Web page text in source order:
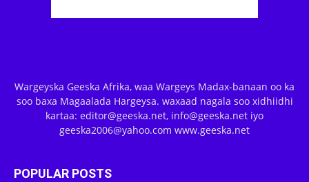
Wargeyska Geeska Afrika, waa Wargeys Madax-banaan oo ka
soo baxa Magaalada Hargeysa. waxaad nagala soo xidhiidhi
kartaa: editor@geeska.net, info@geeska.net iyo
geeska2006@yahoo.com www.geeska.net
POPULAR POSTS